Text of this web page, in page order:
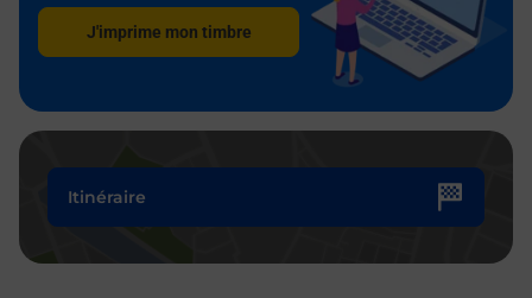
J'imprime mon timbre
Itinéraire